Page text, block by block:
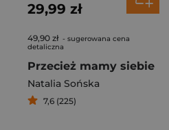
29,99 zł
49,90 zł - sugerowana cena
detaliczna
Przecież mamy siebie
Natalia Sońska
7,6 (225)